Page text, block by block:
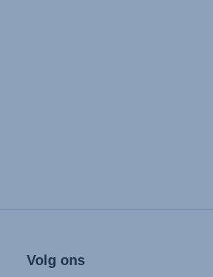
Volg ons